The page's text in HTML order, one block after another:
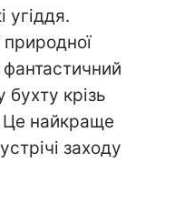
угіддя.
крізь
Це найкраще
заходу